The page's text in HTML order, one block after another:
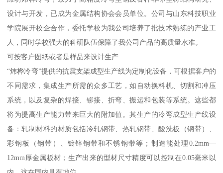
设计与开发，已成为金属结构协会会员单位。公司与山东科技职业
学院展开校企合作，委托学校为我公司培养了批技术熟练的产业工
人，同时学校强大的科研队伍保障了我公司产品的高质量水准。
可按客户图纸或者是样品来设计生产
“炜桦冷弯”提供的抗震支架成型生产线为定制化设备，可根据客户的
不同需求，集成生产所需的众多工艺，如自动换料机、切割和冲压
系统，以及复杂的焊接、铆接、折弯、搬运和包装等系统。这些都
将为提高生产能力带来巨大的附加值。其生产的冷弯成型生产线设
备：轧制材料的材质包括冷轧钢带、热轧钢带、酸洗板（钢带）、
彩钢板（钢带）、镀锌钢带和不锈钢带等；制造能处理0.2mm—
12mm厚金属板材；生产出来的型材尺寸精度可以控制在0.05毫米以